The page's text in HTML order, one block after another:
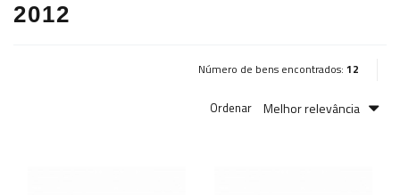
2012
Número de bens encontrados: 12
Ordenar Melhor relevância